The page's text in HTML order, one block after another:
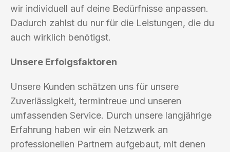
wir individuell auf deine Bedürfnisse anpassen.
Dadurch zahlst du nur für die Leistungen, die du
auch wirklich benötigst.
Unsere Erfolgsfaktoren
Unsere Kunden schätzen uns für unsere
Zuverlässigkeit, termintreue und unseren
umfassenden Service. Durch unsere langjährige
Erfahrung haben wir ein Netzwerk an
professionellen Partnern aufgebaut, mit denen